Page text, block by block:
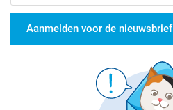
Aanmelden voor de nieuwsbrief